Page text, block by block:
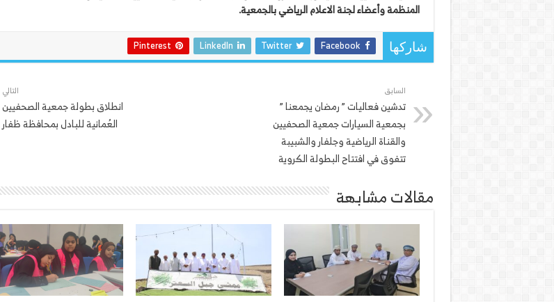
المنظمة وأعضاء لجنة الاعلام الرياضي بالجمعية.
شاركها Facebook
Twitter
LinkedIn
Pinterest
السابق
تدشين فعاليات ” رمضان يجمعنا ”
بجمعية السيارات جمعية الصحفيين
والقناة الرياضية وجلفار والشبيبة
تتفوق في افتتاح البطولة الكروية
التالي
انطلاق بطولة جمعية الصحفيين
العُمانية للبادل بمحافظة ظفار
مقالات مشابهة